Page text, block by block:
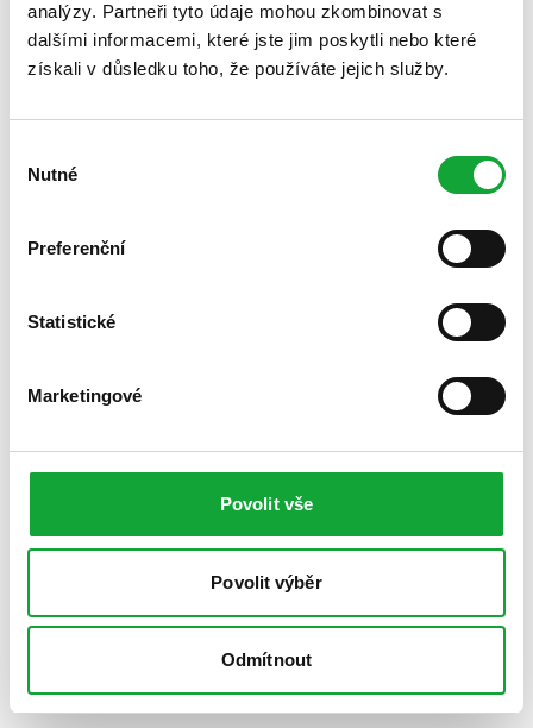
analýzy. Partneři tyto údaje mohou zkombinovat s
dalšími informacemi, které jste jim poskytli nebo které
získali v důsledku toho, že používáte jejich služby.
souhlasu
Nutné
Preferenční
Statistické
Marketingové
Povolit vše
Povolit výběr
Odmítnout